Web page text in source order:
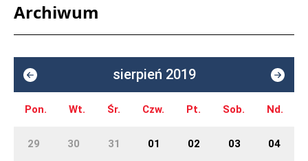
Archiwum
sierpień 2019
Pon. Wt. Śr. Czw. Pt. Sob. Nd.
29 30 31 01 02 03 04